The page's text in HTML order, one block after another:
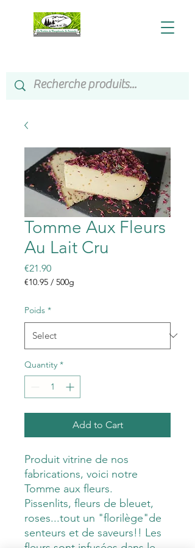
Tomme Aux Fleurs
Au Lait Cru
€21.90Price
€10.95 / 500g
per
500
Poids *
Quantity *
Add to Cart
Produit vitrine de nos
fabrications, voici notre
Tomme aux fleurs.
Pissenlits, fleurs de bleuet,
roses...tout un "florilège"de
senteurs et de saveurs!! Les